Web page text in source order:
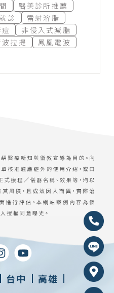
醫美診所推薦
診
雷射溶脂
非侵入式減脂
波拉提
鳳凰電波
台中 高雄